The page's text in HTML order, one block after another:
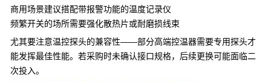
商用场景建议搭配带报警功能的温度记录仪
频繁开关的场所需要强化散热片或耐磨损线束
尤其要注意温控探头的兼容性——部分高端控温器需要专用探头才
能发挥最佳性能。若采购时未确认接口规格，后续更换可能面临二
次投入。